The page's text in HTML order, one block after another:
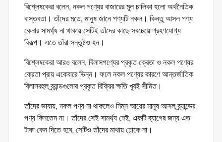
বিশ্লেষকেরা বলেন, নকল পণ্যের বাজারের মূল চালিকা হলো অর্থনৈতিক
বাস্তবতা। তাঁদের মতে, মানুষ জানে পণ্যটি নকল। কিন্তু আসল পণ্য
কেনার সামর্থ্য না থাকায় সেটিই তাঁদের কাছে সবচেয়ে গ্রহণযোগ্য
বিকল্প। এতে তাঁরা সন্তুষ্টও হন।
বিশ্লেষকেরা আরও বলেন, বিলাসপণ্যের প্রকৃত ক্রেতা ও নকল পণ্যের
ক্রেতা প্রায় একেবারে ভিন্ন। ফলে নকল পণ্যের কারণে আন্তর্জাতিক
বিলাসবহুল ব্র্যান্ডগুলোর প্রকৃত বিক্রির ক্ষতি খুবই সীমিত।
তাঁদের ভাষায়, নকল পণ্য না থাকলেও নিম্ন আয়ের মানুষ আসল ব্র্যান্ডের
পণ্য কিনতেন না। তাঁদের সেই সামর্থ্য নেই, একটি ব্যাগের জন্য এত
টাকা কেন দিতে হবে, সেটিও তাঁদের মাথায় ঢোকে না।